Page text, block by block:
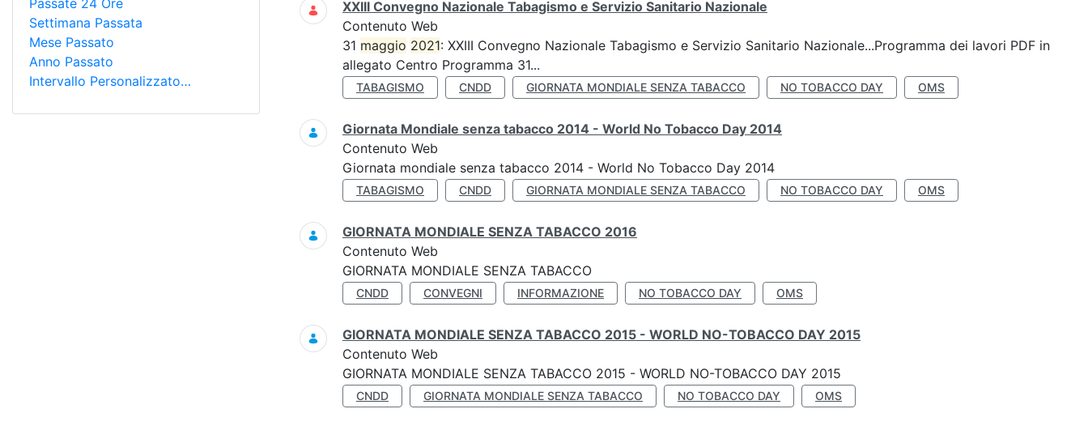
Passate 24 Ore
Settimana Passata
Mese Passato
Anno Passato
Intervallo Personalizzato…
XXIII Convegno Nazionale Tabagismo e Servizio Sanitario Nazionale
Contenuto Web
31 maggio 2021: XXIII Convegno Nazionale Tabagismo e Servizio Sanitario Nazionale...Programma dei lavori PDF in
allegato Centro Programma 31...
TABAGISMO CNDD GIORNATA MONDIALE SENZA TABACCO NO TOBACCO DAY OMS
Giornata Mondiale senza tabacco 2014 - World No Tobacco Day 2014
Contenuto Web
Giornata mondiale senza tabacco 2014 - World No Tobacco Day 2014
TABAGISMO CNDD GIORNATA MONDIALE SENZA TABACCO NO TOBACCO DAY OMS
GIORNATA MONDIALE SENZA TABACCO 2016
Contenuto Web
GIORNATA MONDIALE SENZA TABACCO
CNDD CONVEGNI INFORMAZIONE NO TOBACCO DAY OMS
GIORNATA MONDIALE SENZA TABACCO 2015 - WORLD NO-TOBACCO DAY 2015
Contenuto Web
GIORNATA MONDIALE SENZA TABACCO 2015 - WORLD NO-TOBACCO DAY 2015
CNDD GIORNATA MONDIALE SENZA TABACCO NO TOBACCO DAY OMS